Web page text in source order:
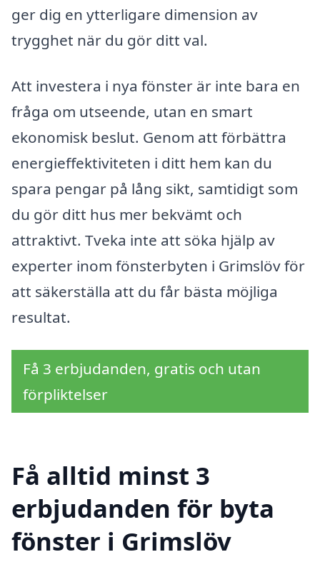
ger dig en ytterligare dimension av
trygghet när du gör ditt val.
Att investera i nya fönster är inte bara en
fråga om utseende, utan en smart
ekonomisk beslut. Genom att förbättra
energieffektiviteten i ditt hem kan du
spara pengar på lång sikt, samtidigt som
du gör ditt hus mer bekvämt och
attraktivt. Tveka inte att söka hjälp av
experter inom fönsterbyten i Grimslöv för
att säkerställa att du får bästa möjliga
resultat.
Få 3 erbjudanden, gratis och utan
förpliktelser
Få alltid minst 3
erbjudanden för byta
fönster i Grimslöv